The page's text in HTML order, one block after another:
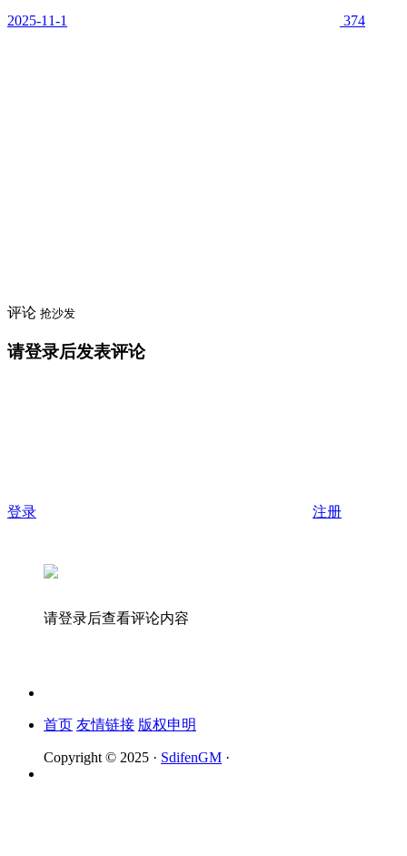
2025-11-1 374
评论 抢沙发
请登录后发表评论
登录 注册
请登录后查看评论内容
首页 友情链接 版权申明
Copyright © 2025 · SdifenGM ·